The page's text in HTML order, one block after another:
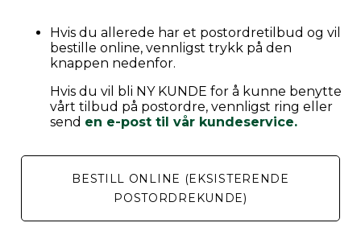
Hvis du allerede har et postordretilbud og vil
bestille online, vennligst trykk på den
knappen nedenfor.
Hvis du vil bli NY KUNDE for å kunne benytte
vårt tilbud på postordre, vennligst ring eller
send en e-post til vår kundeservice.
BESTILL ONLINE (EKSISTERENDE
POSTORDREKUNDE)